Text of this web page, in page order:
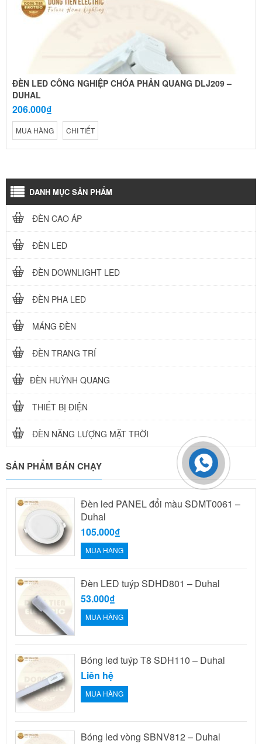
ĐÈN LED CÔNG NGHIỆP CHÓA PHẢN QUANG DLJ209 –
DUHAL
206.000₫
MUA HÀNG CHI TIẾT
DANH MỤC SẢN PHẨM
ĐÈN CAO ÁP
ĐÈN LED
ĐÈN DOWNLIGHT LED
ĐÈN PHA LED
MÁNG ĐÈN
ĐÈN TRANG TRÍ
ĐÈN HUỲNH QUANG
THIẾT BỊ ĐIỆN
ĐÈN NĂNG LƯỢNG MẶT TRỜI
SẢN PHẨM BÁN CHẠY
Đèn led PANEL đổi màu SDMT0061 –
Duhal
105.000₫
MUA HÀNG
Đèn LED tuýp SDHD801 – Duhal
53.000₫
MUA HÀNG
Bóng led tuýp T8 SDH110 – Duhal
Liên hệ
MUA HÀNG
Bóng led vòng SBNV812 – Duhal